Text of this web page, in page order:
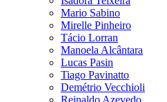
Mario Sabino
Mirelle Pinheiro
Tácio Lorran
Manoela Alcântara
Lucas Pasin
Tiago Pavinatto
Demétrio Vecchioli
Reinaldo Azevedo